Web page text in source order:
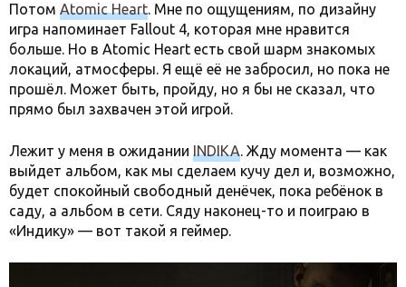
Потом Atomic Heart. Мне по ощущениям, по дизайну
игра напоминает Fallout 4, которая мне нравится
больше. Но в Atomic Heart есть свой шарм знакомых
локаций, атмосферы. Я ещё её не забросил, но пока не
прошёл. Может быть, пройду, но я бы не сказал, что
прямо был захвачен этой игрой.
Лежит у меня в ожидании INDIKA. Жду момента — как
выйдет альбом, как мы сделаем кучу дел и, возможно,
будет спокойный свободный денёчек, пока ребёнок в
саду, а альбом в сети. Сяду наконец-то и поиграю в
«Индику» — вот такой я геймер.